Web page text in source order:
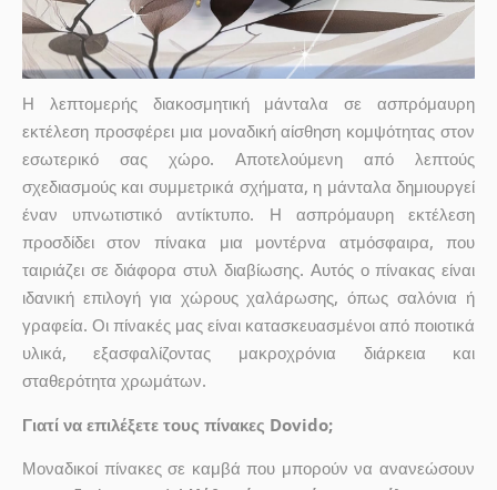
Η λεπτομερής διακοσμητική μάνταλα σε ασπρόμαυρη
εκτέλεση προσφέρει μια μοναδική αίσθηση κομψότητας στον
εσωτερικό σας χώρο. Αποτελούμενη από λεπτούς
σχεδιασμούς και συμμετρικά σχήματα, η μάνταλα δημιουργεί
έναν υπνωτιστικό αντίκτυπο. Η ασπρόμαυρη εκτέλεση
προσδίδει στον πίνακα μια μοντέρνα ατμόσφαιρα, που
ταιριάζει σε διάφορα στυλ διαβίωσης. Αυτός ο πίνακας είναι
ιδανική επιλογή για χώρους χαλάρωσης, όπως σαλόνια ή
γραφεία. Οι πίνακές μας είναι κατασκευασμένοι από ποιοτικά
υλικά, εξασφαλίζοντας μακροχρόνια διάρκεια και
σταθερότητα χρωμάτων.
Γιατί να επιλέξετε τους πίνακες Dovido;
Μοναδικοί πίνακες σε καμβά που μπορούν να ανανεώσουν